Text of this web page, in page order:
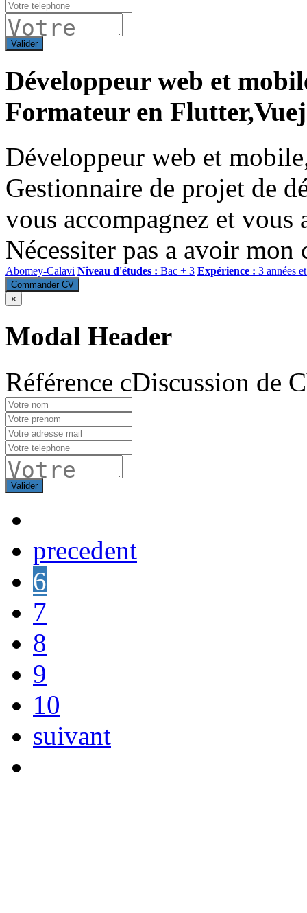
Valider
Développeur web et
Formateur en
Développeur web et
Gestionnaire de projet de
vous accompagnez et vous
Nécessiter pas a avoir mon
Abomey-Calavi Niveau d'études : Bac + 3 Expérience : 3 années
Commander CV
×
Modal Header
Référence cDiscussion de
Valider
precedent
6
7
8
9
10
suivant